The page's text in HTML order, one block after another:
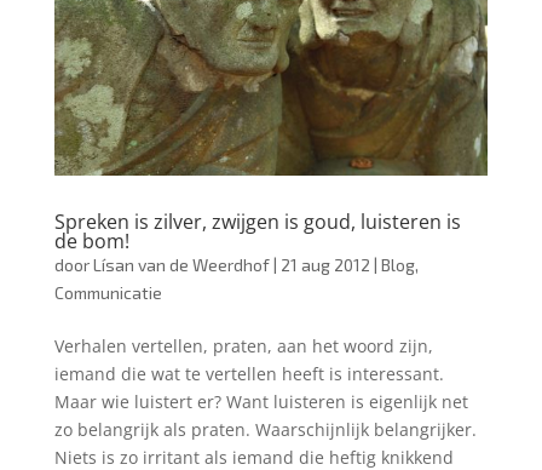
Spreken is zilver, zwijgen is goud, luisteren is
de bom!
doorLísan van de Weerdhof| 21 aug 2012 | Blog,
Communicatie
Verhalen vertellen, praten, aan het woord zijn,
iemand die wat te vertellen heeft is interessant.
Maar wie luistert er? Want luisteren is eigenlijk net
zo belangrijk als praten. Waarschijnlijk belangrijker.
Niets is zo irritant als iemand die heftig knikkend